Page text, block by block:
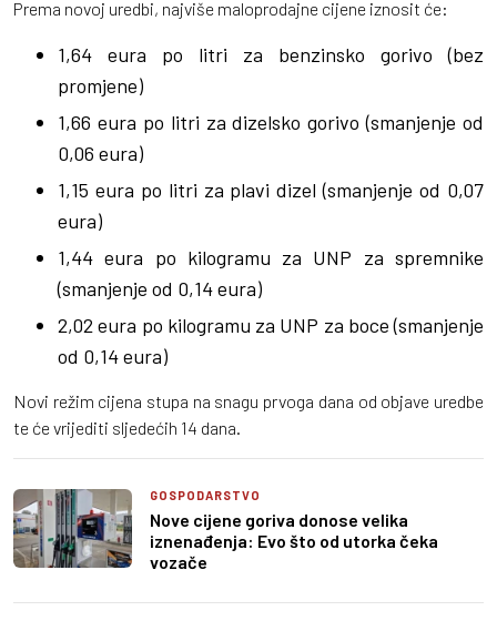
Prema novoj uredbi, najviše maloprodajne cijene iznosit će:
1,64 eura po litri za benzinsko gorivo (bez
promjene)
1,66 eura po litri za dizelsko gorivo (smanjenje od
0,06 eura)
1,15 eura po litri za plavi dizel (smanjenje od 0,07
eura)
1,44 eura po kilogramu za UNP za spremnike
(smanjenje od 0,14 eura)
2,02 eura po kilogramu za UNP za boce (smanjenje
od 0,14 eura)
Novi režim cijena stupa na snagu prvoga dana od objave uredbe
te će vrijediti sljedećih 14 dana.
GOSPODARSTVO
Nove cijene goriva donose velika
iznenađenja: Evo što od utorka čeka
vozače